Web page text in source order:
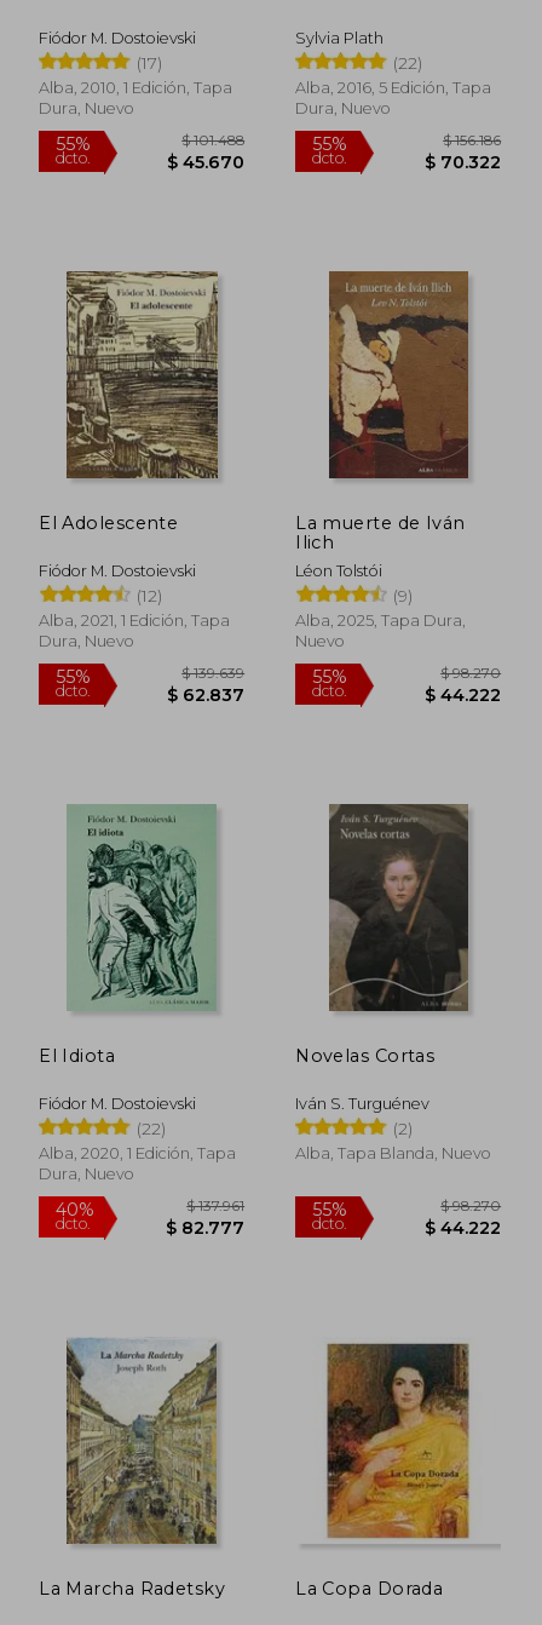
55%
dcto.
55%
dcto.
Fiódor M. Dostoievski
(17)
Alba, 2010, 1 Edición, Tapa
Dura, Nuevo
55%
$ 45.670
Sylvia Plath
(22)
Alba, 2016, 5 Edición, Tapa
Dura, Nuevo
El Adolescente
Fiódor M. Dostoievski
(12)
Alba, 2021, 1 Edición, Tapa
Dura, Nuevo
55% $ 139.639
La muerte de Iván
Ilich
Léon Tolstói
(9)
Alba, 2025, Tapa Dura,
Nuevo
55% $
El Idiota
Fiódor M. Dostoievski
(22)
Alba, 2020, 1 Edición, Tapa
Dura, Nuevo
Novelas Cortas
Iván S. Turguénev
(2)
Alba, Tapa Blanda, Nuevo
La Marcha Radetsky La Copa Dorada